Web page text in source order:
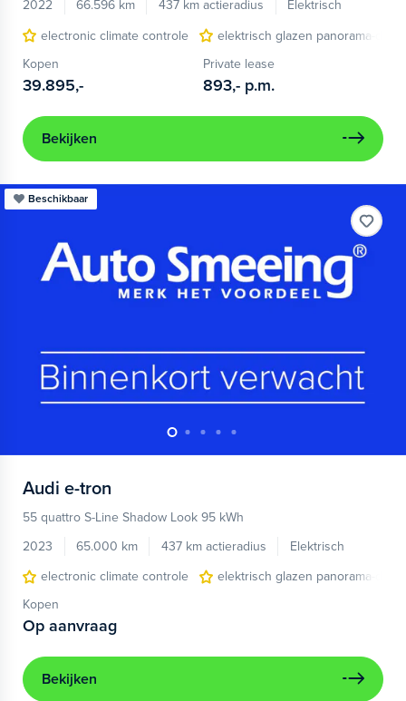
2022
66.596 km 437 km actieradius
Elektrisch
electronic climate controle
elektrisch glazen panorama-dak
Kopen
39.895,-
Private lease
893,- p.m.
Bekijken
Beschikbaar
Audi e-tron
55 quattro S-Line Shadow Look 95 kWh
2023
65.000 km 437 km actieradius
Elektrisch
electronic climate controle
elektrisch glazen panorama-dak
Kopen
Op aanvraag
Bekijken